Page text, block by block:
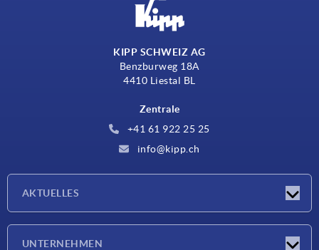
KIPP SCHWEIZ AG
Benzburweg 18A
4410 Liestal BL
Zentrale
+41 61 922 25 25
info@kipp.ch
AKTUELLES
UNTERNEHMEN